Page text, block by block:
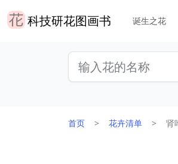
科技研花图画书 诞生之花
首页 花卉清单 肾